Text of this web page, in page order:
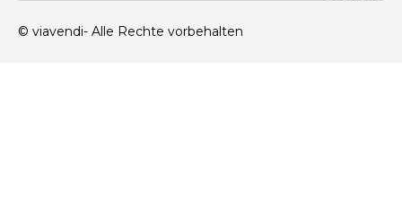
© viavendi- Alle Rechte vorbehalten